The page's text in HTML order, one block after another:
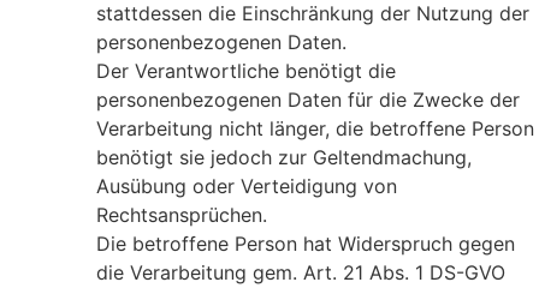
stattdessen die Einschränkung der Nutzung der
personenbezogenen Daten.
Der Verantwortliche benötigt die
personenbezogenen Daten für die Zwecke der
Verarbeitung nicht länger, die betroffene Person
benötigt sie jedoch zur Geltendmachung,
Ausübung oder Verteidigung von
Rechtsansprüchen.
Die betroffene Person hat Widerspruch gegen
die Verarbeitung gem. Art. 21 Abs. 1 DS-GVO